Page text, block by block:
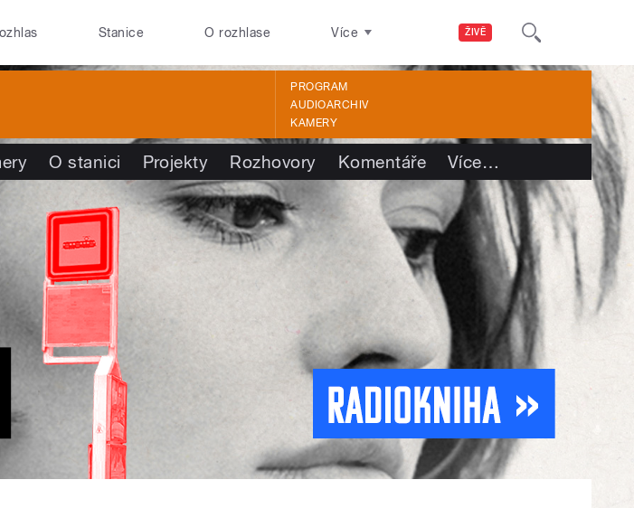
ŽIVĚ
Stanice O rozhlase Více
PROGRAM
AUDIOARCHIV
KAMERY
O stanici Projekty Rozhovory Komentáře Více…